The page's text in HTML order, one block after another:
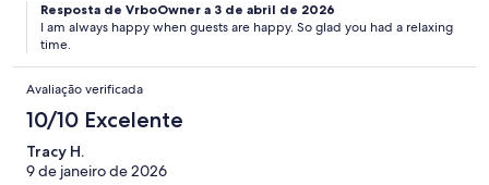
Resposta de VrboOwner a 3 de abril de 2026
I am always happy when guests are happy. So glad you had a relaxing
time.
Avaliação verificada
10/10 Excelente
Tracy H.
9 de janeiro de 2026